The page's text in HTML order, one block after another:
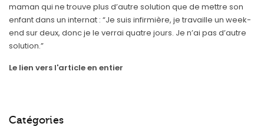
maman qui ne trouve plus d’autre solution que de mettre son
enfant dans un internat : “Je suis infirmière, je travaille un week-
end sur deux, donc je le verrai quatre jours. Je n’ai pas d’autre
solution.”
Le lien vers l'article en entier
Catégories